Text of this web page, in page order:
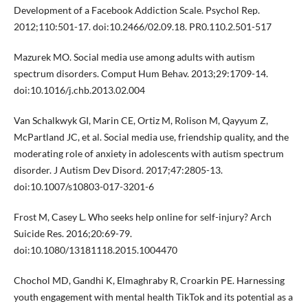
Development of a Facebook Addiction Scale. Psychol Rep.
2012;110:501-17. doi:10.2466/02.09.18. PR0.110.2.501-517
Mazurek MO. Social media use among adults with autism
spectrum disorders. Comput Hum Behav. 2013;29:1709-14.
doi:10.1016/j.chb.2013.02.004
Van Schalkwyk GI, Marin CE, Ortiz M, Rolison M, Qayyum Z,
McPartland JC, et al. Social media use, friendship quality, and the
moderating role of anxiety in adolescents with autism spectrum
disorder. J Autism Dev Disord. 2017;47:2805-13.
doi:10.1007/s10803-017-3201-6
Frost M, Casey L. Who seeks help online for self-injury? Arch
Suicide Res. 2016;20:69-79.
doi:10.1080/13181118.2015.1004470
Chochol MD, Gandhi K, Elmaghraby R, Croarkin PE. Harnessing
youth engagement with mental health TikTok and its potential as a